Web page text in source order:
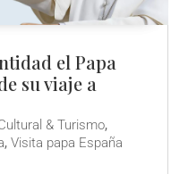
el Papa
su viaje a
& Turismo,
,Visita papa España